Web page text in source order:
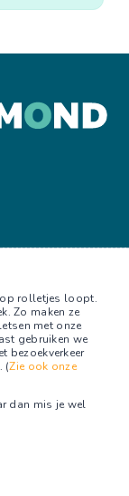
op rolletjes loopt.
Zo maken ze
met onze
gebruiken we
bezoekverkeer
(Zie ook onze
dan mis je wel